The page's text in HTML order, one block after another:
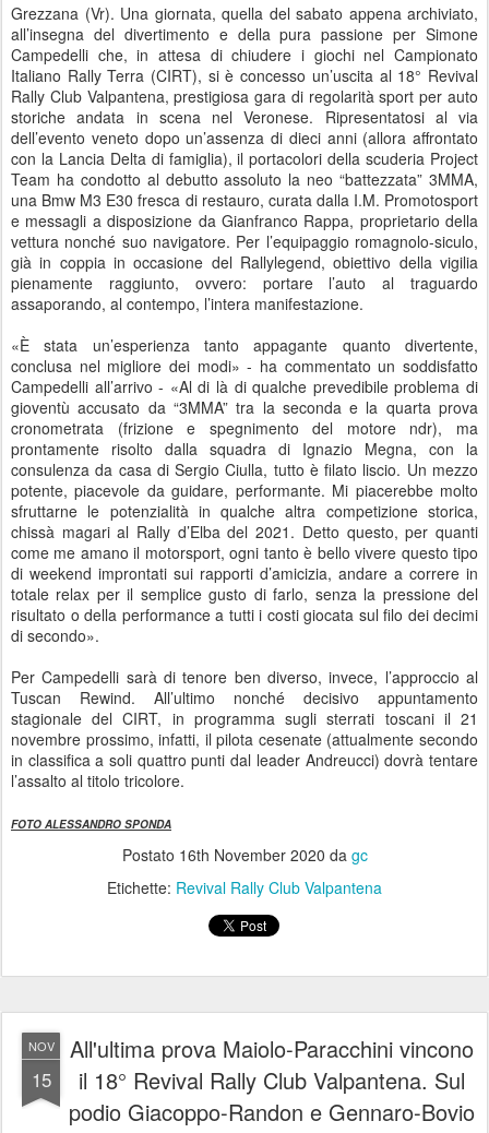
Grezzana (Vr). Una giornata, quella del sabato appena archiviato,
all’insegna del divertimento e della pura passione per Simone
Campedelli che, in attesa di chiudere i giochi nel Campionato
Italiano Rally Terra (CIRT), si è concesso un’uscita al 18° Revival
Rally Club Valpantena, prestigiosa gara di regolarità sport per auto
storiche andata in scena nel Veronese. Ripresentatosi al via
dell’evento veneto dopo un’assenza di dieci anni (allora affrontato
con la Lancia Delta di famiglia), il portacolori della scuderia Project
Team ha condotto al debutto assoluto la neo “battezzata” 3MMA,
una Bmw M3 E30 fresca di restauro, curata dalla I.M. Promotosport
e messagli a disposizione da Gianfranco Rappa, proprietario della
vettura nonché suo navigatore. Per l’equipaggio romagnolo-siculo,
già in coppia in occasione del Rallylegend, obiettivo della vigilia
pienamente raggiunto, ovvero: portare l’auto al traguardo
assaporando, al contempo, l’intera manifestazione.
«È stata un’esperienza tanto appagante quanto divertente,
conclusa nel migliore dei modi» - ha commentato un soddisfatto
Campedelli all’arrivo - «Al di là di qualche prevedibile problema di
gioventù accusato da “3MMA” tra la seconda e la quarta prova
cronometrata (frizione e spegnimento del motore ndr), ma
prontamente risolto dalla squadra di Ignazio Megna, con la
consulenza da casa di Sergio Ciulla, tutto è filato liscio. Un mezzo
potente, piacevole da guidare, performante. Mi piacerebbe molto
sfruttarne le potenzialità in qualche altra competizione storica,
chissà magari al Rally d’Elba del 2021. Detto questo, per quanti
come me amano il motorsport, ogni tanto è bello vivere questo tipo
di weekend improntati sui rapporti d’amicizia, andare a correre in
totale relax per il semplice gusto di farlo, senza la pressione del
risultato o della performance a tutti i costi giocata sul filo dei decimi
di secondo».
Per Campedelli sarà di tenore ben diverso, invece, l’approccio al
Tuscan Rewind. All’ultimo nonché decisivo appuntamento
stagionale del CIRT, in programma sugli sterrati toscani il 21
novembre prossimo, infatti, il pilota cesenate (attualmente secondo
in classifica a soli quattro punti dal leader Andreucci) dovrà tentare
l’assalto al titolo tricolore.
FOTO ALESSANDRO SPONDA
Postato 16th November 2020 da gc
Etichette: Revival Rally Club Valpantena
NOV
15
All'ultima prova Maiolo-Paracchini vincono
il 18° Revival Rally Club Valpantena. Sul
podio Giacoppo-Randon e Gennaro-Bovio